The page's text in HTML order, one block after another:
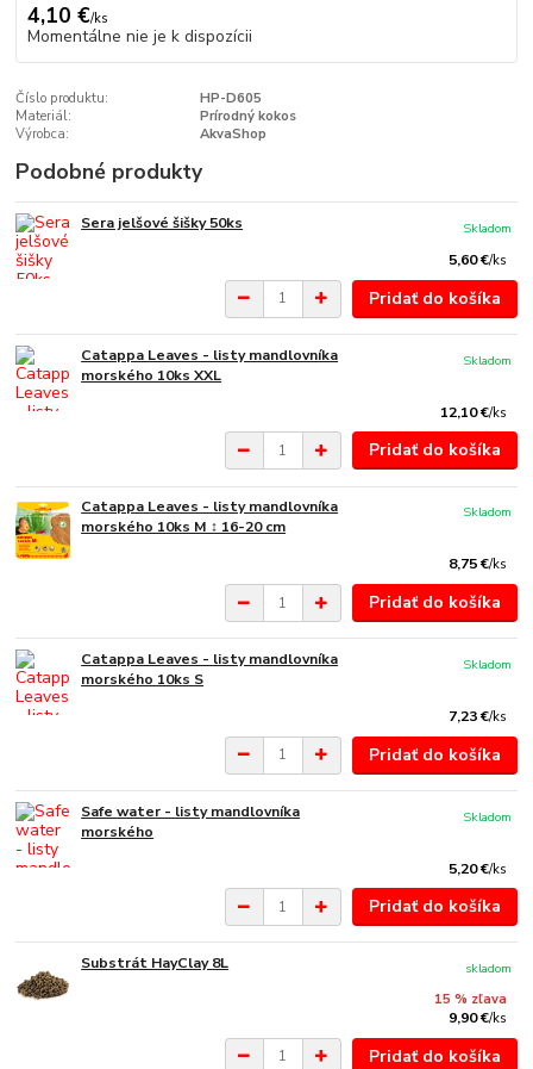
4,10 €/ks
Momentálne nie je k dispozícii
Číslo produktu:
HP-D605
Materiál:
Prírodný kokos
Výrobca:
AkvaShop
Podobné produkty
Sera jelšové šišky 50ks
5,60 €/ks
Skladom
Pridať do košíka
Catappa Leaves - listy mandlovníka
morského 10ks XXL
12,10 €/ks
Skladom
Pridať do košíka
Catappa Leaves - listy mandlovníka
morského 10ks M ↕ 16-20 cm
8,75 €/ks
Skladom
Pridať do košíka
Catappa Leaves - listy mandlovníka
morského 10ks S
7,23 €/ks
Skladom
Pridať do košíka
Safe water - listy mandlovníka
morského
5,20 €/ks
Skladom
Pridať do košíka
Substrát HayClay 8L
15 % zľava
9,90 €/ks
skladom
Pridať do košíka